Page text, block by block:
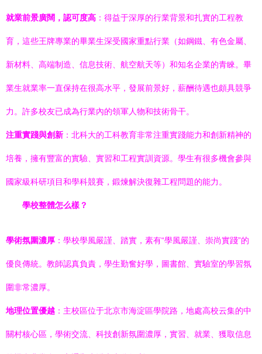
就業前景廣闊，認可度高 ：得益于深厚的行業背景和扎實的工程教
育，這些王牌專業的畢業生深受國家重點行業（如鋼鐵、有色金屬、
新材料、高端制造、信息技術、航空航天等）和知名企業的青睞。畢
業生就業率一直保持在很高水平，發展前景好，薪酬待遇也頗具競爭
力。許多校友已成為行業內的領軍人物和技術骨干。
注重實踐與創新 ：北科大的工科教育非常注重實踐能力和創新精神的
培養，擁有豐富的實驗、實習和工程實訓資源。學生有很多機會參與
國家級科研項目和學科競賽，鍛煉解決復雜工程問題的能力。
學校整體怎么樣？
學術氛圍濃厚 ：學校學風嚴謹、踏實，素有“學風嚴謹、崇尚實踐”的
優良傳統。教師認真負責，學生勤奮好學，圖書館、實驗室的學習氛
圍非常濃厚。
地理位置優越 ：主校區位于北京市海淀區學院路，地處高校云集的中
關村核心區，學術交流、科技創新氛圍濃厚，實習、就業、獲取信息